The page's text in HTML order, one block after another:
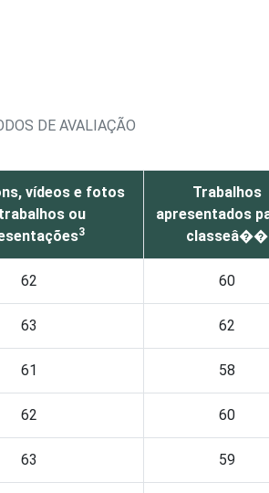
DE AVALIAÇÃO
vídeos e fotos
ou
3
Trabalhos
apresentados
classeâ��
62 60
63 62
61 58
62 60
63 59